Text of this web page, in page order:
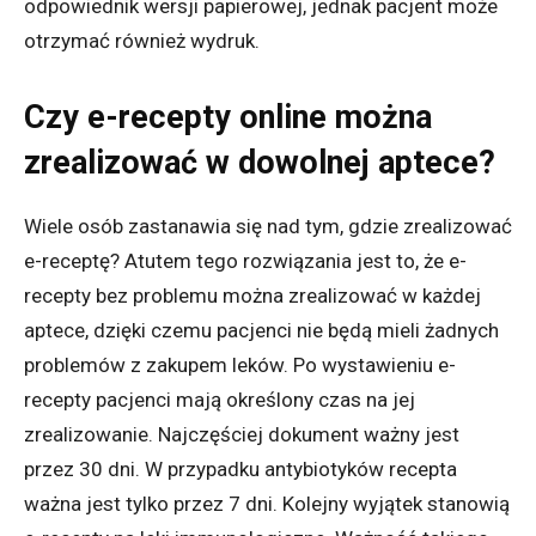
odpowiednik wersji papierowej, jednak pacjent może
otrzymać również wydruk.
Czy e-recepty online można
zrealizować w dowolnej aptece?
Wiele osób zastanawia się nad tym, gdzie zrealizować
e-receptę? Atutem tego rozwiązania jest to, że e-
recepty bez problemu można zrealizować w każdej
aptece, dzięki czemu pacjenci nie będą mieli żadnych
problemów z zakupem leków. Po wystawieniu e-
recepty pacjenci mają określony czas na jej
zrealizowanie. Najczęściej dokument ważny jest
przez 30 dni. W przypadku antybiotyków recepta
ważna jest tylko przez 7 dni. Kolejny wyjątek stanowią